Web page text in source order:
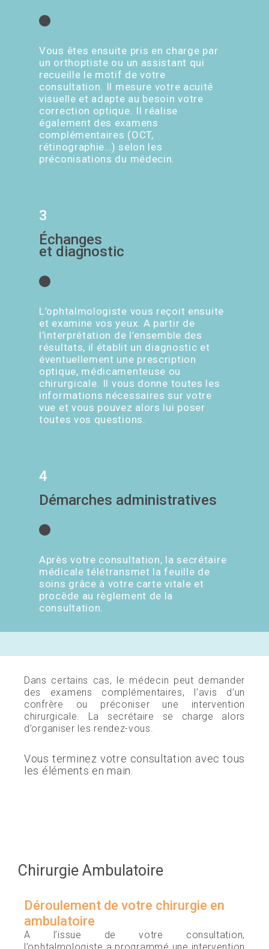
Vous êtes ensuite pris en charge par
un orthoptiste ou un assistant qui
recueille le motif de votre
consultation. Il mesure votre acuité
visuelle et adapte au besoin votre
correction optique. Il réalise
également des examens
complémentaires (OCT,
rétinographie…) selon les
préconisations du médecin.
3
Échanges
et diagnostic
L’ophtalmologiste vous reçoit ensuite
et examine vos yeux. A partir de
l’interprétation de l’ensemble des
résultats, il établit un diagnostic et
éventuellement une prescription
optique, médicamenteuse ou
chirurgicale. Il vous donne toutes les
informations nécessaires sur votre
vue et vous pouvez alors lui poser
toutes vos questions.
4
Démarches administratives
Après votre consultation, la secrétaire
médicale télétransmet la feuille de
soins grâce à votre carte vitale et
procède au règlement de la
consultation.
Dans certains cas, le médecin peut demander
des examens complémentaires, l’avis d’un
confrère ou préconiser une intervention
chirurgicale. La secrétaire se charge alors
d’organiser les rendez-vous.
Vous terminez votre consultation avec tous
les éléments en main.
Chirurgie Ambulatoire
Déroulement de votre chirurgie en
ambulatoire
A l’issue de votre consultation,